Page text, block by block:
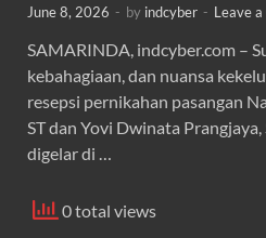
June 8, 2026 - by indcyber - Leave
SAMARINDA, indcyber.com –
kebahagiaan, dan nuansa
resepsi pernikahan pasangan
ST dan Yovi Dwinata
digelar di …
0 total views